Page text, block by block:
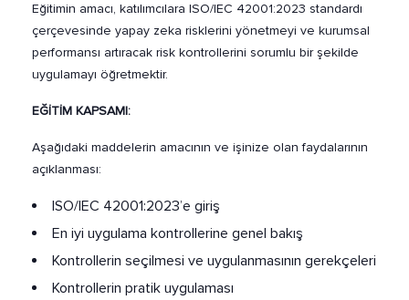
Eğitimin amacı, katılımcılara ISO/IEC 42001:2023 standardı
çerçevesinde yapay zeka risklerini yönetmeyi ve kurumsal
performansı artıracak risk kontrollerini sorumlu bir şekilde
uygulamayı öğretmektir.
EĞİTİM KAPSAMI:
Aşağıdaki maddelerin amacının ve işinize olan faydalarının
açıklanması:
ISO/IEC 42001:2023’e giriş
En iyi uygulama kontrollerine genel bakış
Kontrollerin seçilmesi ve uygulanmasının gerekçeleri
Kontrollerin pratik uygulaması